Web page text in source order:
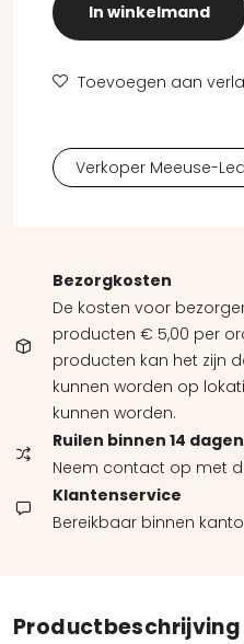
In winkelmand
Toevoegen aan
Verkoper Meeuse-Led
Bezorgkosten
De kosten voor
producten € 5,00 per
producten kan het zijn
kunnen worden op
kunnen worden.
Ruilen binnen 14 dagen
Neem contact op met
Klantenservice
Bereikbaar binnen
Productbeschrijving